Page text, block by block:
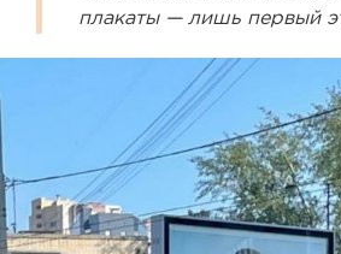
плакаты — лишь первый